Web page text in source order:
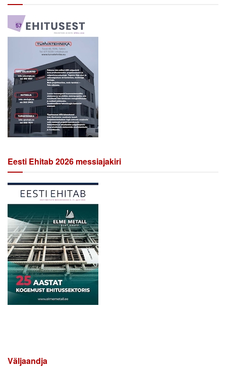
Eesti Ehitab 2026 messiajakiri
Väljaandja